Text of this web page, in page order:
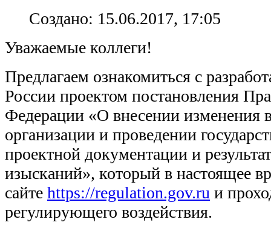
Создано: 15.06.2017, 17:05
Уважаемые коллеги!
Предлагаем ознакомиться с
России проектом постановления
Федерации «О внесении изменения
организации и проведении
проектной документации и
изысканий», который в настоящее
сайте https://regulation.gov.ru и
регулирующего воздействия.